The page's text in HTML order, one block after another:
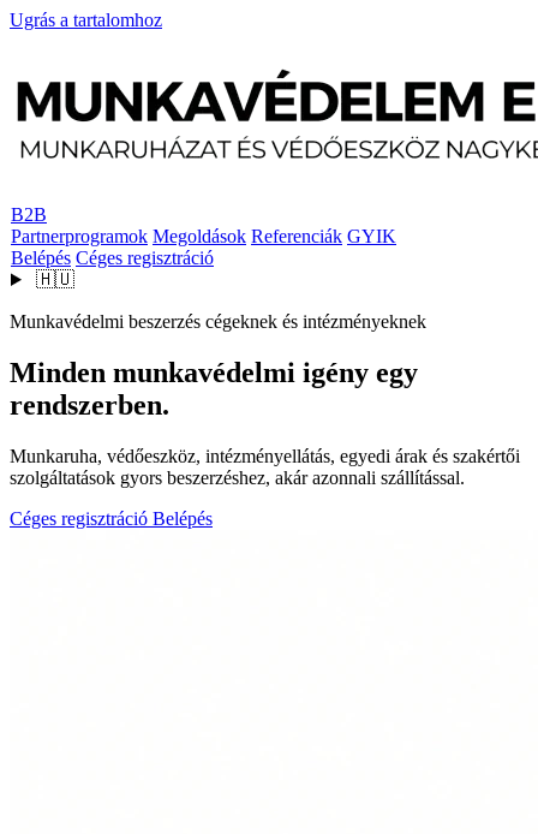
Ugrás a tartalomhoz
B2B
Partnerprogramok Megoldások Referenciák GYIK
Belépés Céges regisztráció
🇭🇺
Munkavédelmi beszerzés cégeknek és intézményeknek
Minden munkavédelmi igény egy
rendszerben.
Munkaruha, védőeszköz, intézményellátás, egyedi árak és szakértői
szolgáltatások gyors beszerzéshez, akár azonnali szállítással.
Céges regisztráció Belépés